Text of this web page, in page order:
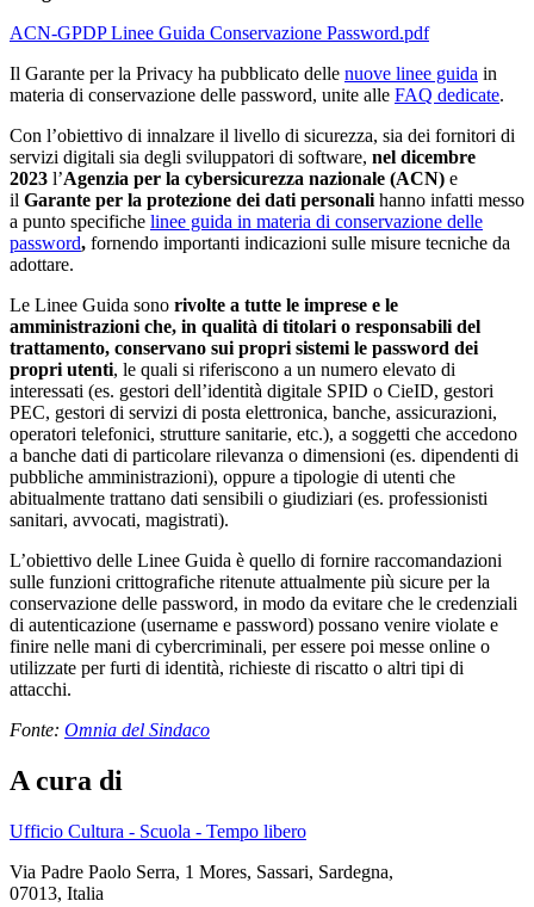
ACN-GPDP Linee Guida Conservazione Password.pdf
Il Garante per la Privacy ha pubblicato delle nuove linee guida in
materia di conservazione delle password, unite alle FAQ dedicate.
Con l’obiettivo di innalzare il livello di sicurezza, sia dei fornitori di
servizi digitali sia degli sviluppatori di software, nel dicembre
2023 l’Agenzia per la cybersicurezza nazionale (ACN) e
il Garante per la protezione dei dati personali hanno infatti messo
a punto specifiche linee guida in materia di conservazione delle
password, fornendo importanti indicazioni sulle misure tecniche da
adottare.
Le Linee Guida sono rivolte a tutte le imprese e le
amministrazioni che, in qualità di titolari o responsabili del
trattamento, conservano sui propri sistemi le password dei
propri utenti, le quali si riferiscono a un numero elevato di
interessati (es. gestori dell’identità digitale SPID o CieID, gestori
PEC, gestori di servizi di posta elettronica, banche, assicurazioni,
operatori telefonici, strutture sanitarie, etc.), a soggetti che accedono
a banche dati di particolare rilevanza o dimensioni (es. dipendenti di
pubbliche amministrazioni), oppure a tipologie di utenti che
abitualmente trattano dati sensibili o giudiziari (es. professionisti
sanitari, avvocati, magistrati).
L’obiettivo delle Linee Guida è quello di fornire raccomandazioni
sulle funzioni crittografiche ritenute attualmente più sicure per la
conservazione delle password, in modo da evitare che le credenziali
di autenticazione (username e password) possano venire violate e
finire nelle mani di cybercriminali, per essere poi messe online o
utilizzate per furti di identità, richieste di riscatto o altri tipi di
attacchi.
Fonte: Omnia del Sindaco
A cura di
Ufficio Cultura - Scuola - Tempo libero
Via Padre Paolo Serra, 1 Mores, Sassari, Sardegna,
07013, Italia